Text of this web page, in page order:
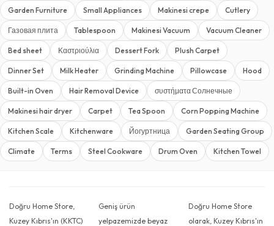
Garden Furniture Small Appliances Makinesi crepe Cutlery
Газовая плита Tablespoon Makinesi Vacuum Vacuum Cleaner
Bed sheet Καστριούλια Dessert Fork Plush Carpet
Dinner Set Milk Heater Grinding Machine Pillowcase Hood
Built-in Oven Hair Removal Device συστήματα Солнечные
Makinesi hair dryer Carpet Tea Spoon Corn Popping Machine
Kitchen Scale Kitchenware Йогуртница Garden Seating Group
Climate Terms Steel Cookware Drum Oven Kitchen Towel
Doğru Home Store,
Kuzey Kıbrıs'ın (KKTC)
Geniş ürün
yelpazemizde beyaz
Doğru Home Store
olarak, Kuzey Kıbrıs'ın